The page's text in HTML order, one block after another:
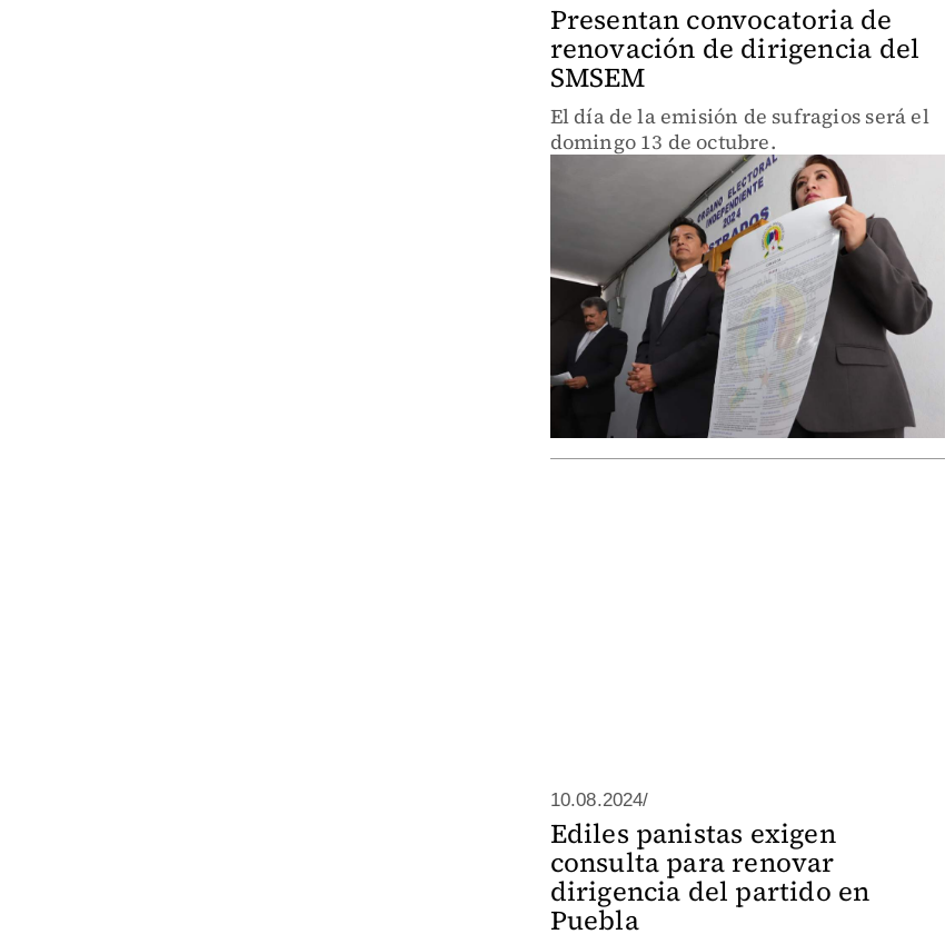
Presentan convocatoria de
renovación de dirigencia del
SMSEM
El día de la emisión de sufragios será el
domingo 13 de octubre.
10.08.2024/
Ediles panistas exigen
consulta para renovar
dirigencia del partido en
Puebla